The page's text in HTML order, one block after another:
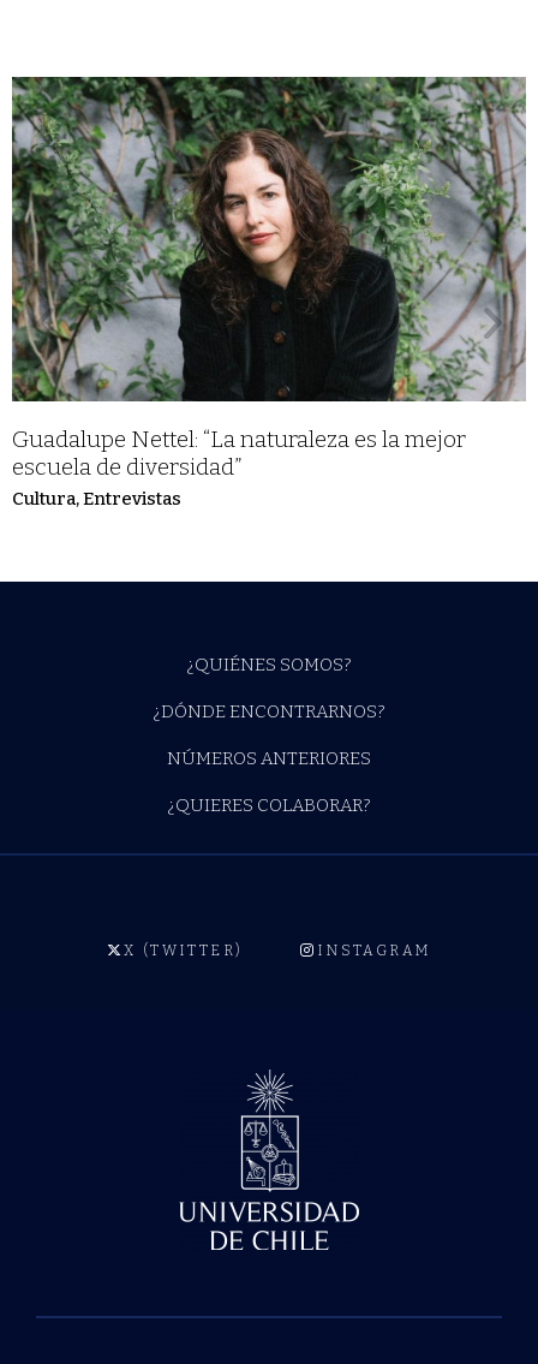
Guadalupe Nettel: “La naturaleza es la mejor
escuela de diversidad”
Cultura,Entrevistas
¿QUIÉNES SOMOS?
¿DÓNDE ENCONTRARNOS?
NÚMEROS ANTERIORES
¿QUIERES COLABORAR?
X (TWITTER) INSTAGRAM